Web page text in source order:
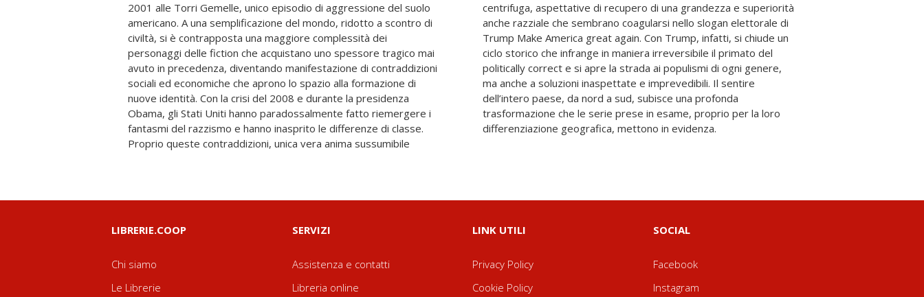
2001 alle Torri Gemelle, unico episodio di aggressione del suolo
americano. A una semplificazione del mondo, ridotto a scontro di
civiltà, si è contrapposta una maggiore complessità dei
personaggi delle fiction che acquistano uno spessore tragico mai
avuto in precedenza, diventando manifestazione di contraddizioni
sociali ed economiche che aprono lo spazio alla formazione di
nuove identità. Con la crisi del 2008 e durante la presidenza
Obama, gli Stati Uniti hanno paradossalmente fatto riemergere i
fantasmi del razzismo e hanno inasprito le differenze di classe.
Proprio queste contraddizioni, unica vera anima sussumibile
centrifuga, aspettative di recupero di una grandezza e superiorità
anche razziale che sembrano coagularsi nello slogan elettorale di
Trump Make America great again. Con Trump, infatti, si chiude un
ciclo storico che infrange in maniera irreversibile il primato del
politically correct e si apre la strada ai populismi di ogni genere,
ma anche a soluzioni inaspettate e imprevedibili. Il sentire
dell’intero paese, da nord a sud, subisce una profonda
trasformazione che le serie prese in esame, proprio per la loro
differenziazione geografica, mettono in evidenza.
LIBRERIE.COOP
Chi siamo
Le Librerie
SERVIZI
Assistenza e contatti
Libreria online
LINK UTILI
Privacy Policy
Cookie Policy
SOCIAL
Facebook
Instagram